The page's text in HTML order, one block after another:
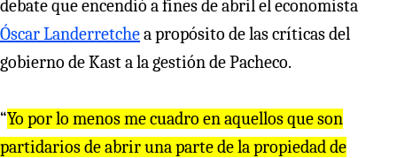
debate que encendió a fines de abril el economista
Óscar Landerretchea propósito de las críticas del
gobierno de Kast a la gestión de Pacheco.
“Yo por lo menos me cuadro en aquellos que son
partidarios de abrir una parte de la propiedad de